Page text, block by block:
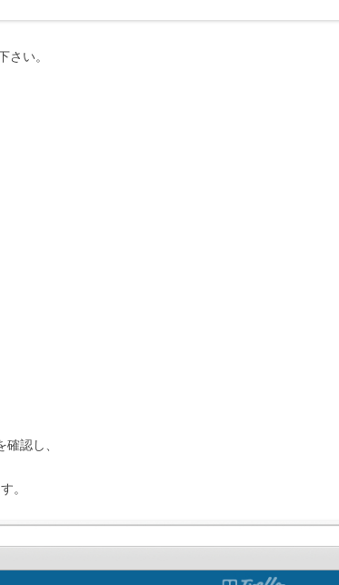
さい。
認し、
。